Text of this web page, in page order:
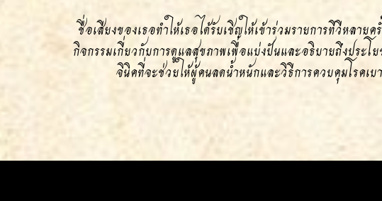
ชื่อเสียงของเธอทำให้เธอได้รับเชิญให้เข้าร่วมรายการทีวีหลายค
กิจกรรมเกี่ยวกับการดูแลสุขภาพเพื่อแบ่งปันและอธิบายถึงประโ
จินิคที่จะช่วยให้ผู้คนลดน้ำหนักและวิธีการควบคุมโรคเบ